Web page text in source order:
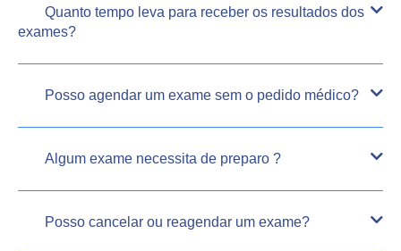
Quanto tempo leva para receber os resultados dos
exames?
Posso agendar um exame sem o pedido médico?
Algum exame necessita de preparo ?
Posso cancelar ou reagendar um exame?